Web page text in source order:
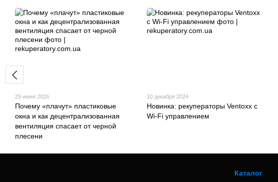
29 июня 2026
Почему «плачут» пластиковые
окна и как децентрализованная
вентиляция спасает от черной
плесени
10 декабря 2024
Новинка: рекуператоры Ventoxx с
Wi-Fi управлением
Каталог